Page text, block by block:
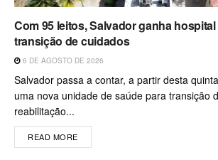
Com 95 leitos, Salvador ganha
transição de cuidados
6 DE AGOSTO DE 2026
Salvador passa a contar, a partir desta
uma nova unidade de saúde para transição
reabilitação...
READ MORE